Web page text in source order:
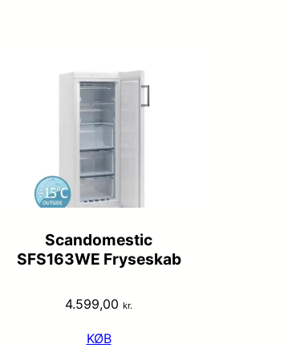
Scandomestic
SFS163WE Fryseskab
4.599,00 kr.
KØB